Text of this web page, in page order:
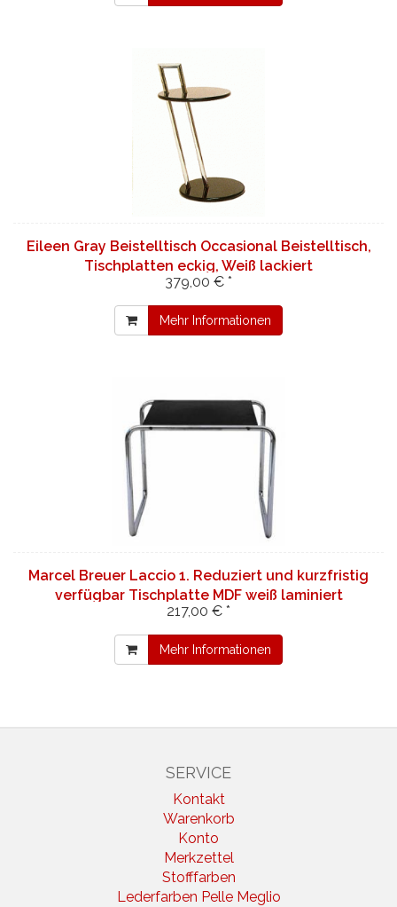
Eileen Gray Beistelltisch Occasional Beistelltisch,
Tischplatten eckig, Weiß lackiert
379,00 € *
Mehr Informationen
Marcel Breuer Laccio 1. Reduziert und kurzfristig
verfügbar Tischplatte MDF weiß laminiert
217,00 € *
Mehr Informationen
SERVICE
Kontakt
Warenkorb
Konto
Merkzettel
Stofffarben
Lederfarben Pelle Meglio